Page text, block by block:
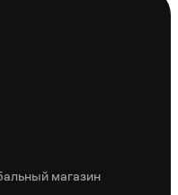
магазин